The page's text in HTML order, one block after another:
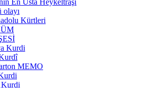
En Usta Heykeltraşı
olayı
Kürtleri
Kurdi
MEMO
Kurdi